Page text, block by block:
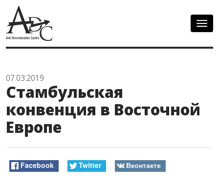
07.03.2019
Стамбульская
конвенция в Восточной
Европе
Facebook Twitter Вконтакте